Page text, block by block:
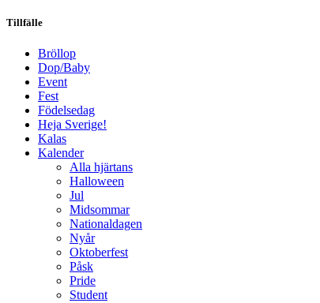
Tillfälle
Bröllop
Dop/Baby
Event
Fest
Födelsedag
Heja Sverige!
Kalas
Kalender
Alla hjärtans
Halloween
Jul
Midsommar
Nationaldagen
Nyår
Oktoberfest
Påsk
Pride
Student